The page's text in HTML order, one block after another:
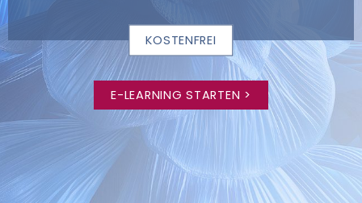
KOSTENFREI
E-LEARNING STARTEN >